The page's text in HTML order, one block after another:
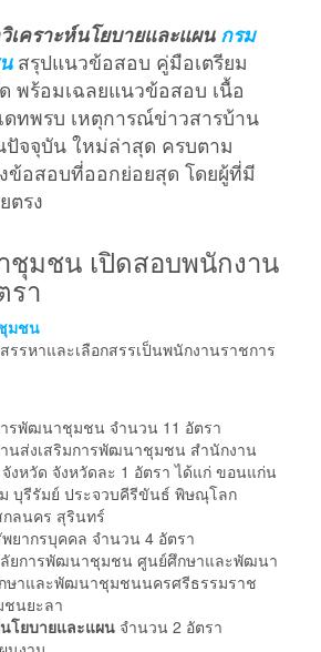
คราะห์นโยบายและแผน กรม
สรุปแนวข้อสอบ คู่มือเตรียม
พร้อมเฉลยแนวข้อสอบ เนื้อ
ทพรบ เหตุการณ์ข่าวสารบ้าน
ปัจจุบัน ใหม่ล่าสุด ครบตาม
ข้อสอบที่ออกย่อยสุด โดยผู้ที่มี
ตรง
มชน เปิดสอบพนักงาน
รา
มชน
รรหาและเลือกสรรเป็นพนักงานราชการ
รพัฒนาชุมชน จำนวน 11 อัตรา
นส่งเสริมการพัฒนาชุมชน สำนักงาน
หวัด จังหวัดละ 1 อัตรา ได้แก่ ขอนแก่น
บุรีรัมย์ ประจวบคีรีขันธ์ พิษณุโลก
ลนคร สุรินทร์
ากรบุคคล จำนวน 4 อัตรา
ยการพัฒนาชุมชน ศูนย์ศึกษาและพัฒนา
ษาและพัฒนาชุมชนนครศรีธรรมราช
นยะลา
โยบายและแผน จำนวน 2 อัตรา